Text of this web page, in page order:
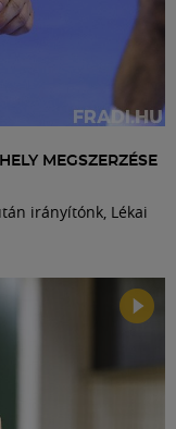
MEGSZERZÉSE
irányítónk, Lékai